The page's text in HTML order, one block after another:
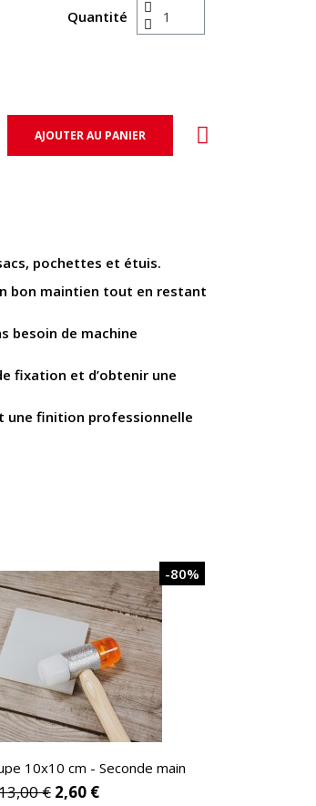
Quantité
AJOUTER AU PANIER
pochettes et étuis.
bon maintien tout en restant
besoin de machine
fixation et d’obtenir une
une finition professionnelle
APERÇU RAPIDE
-80%
10x10 cm - Seconde main
€ 2,60 €